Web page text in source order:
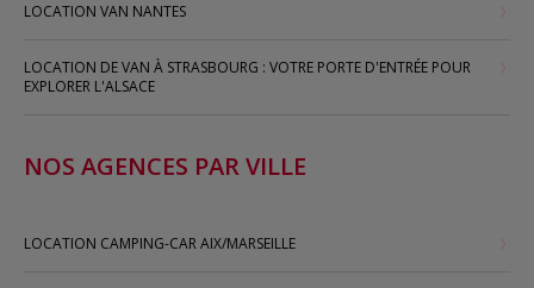
LOCATION VAN NANTES
LOCATION DE VAN À STRASBOURG : VOTRE PORTE D'ENTRÉE POUR
EXPLORER L'ALSACE
NOS AGENCES PAR VILLE
LOCATION CAMPING-CAR AIX/MARSEILLE